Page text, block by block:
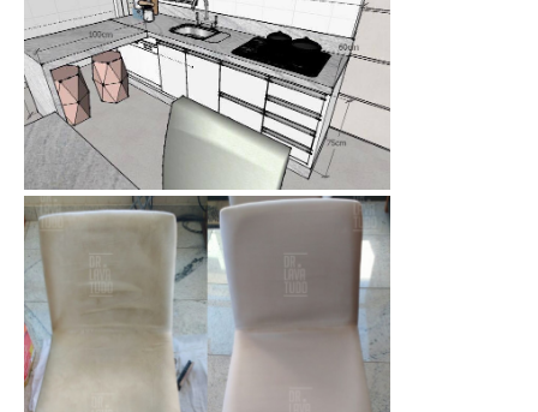
Diário de Reforma: Qual pedra escol...